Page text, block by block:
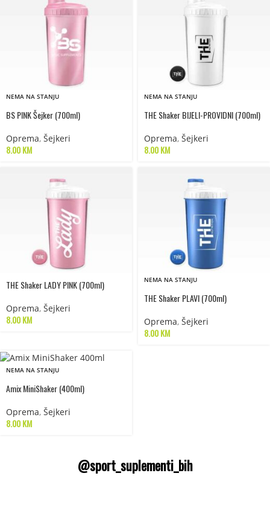
NEMA NA STANJU
BS PINK Šejker (700ml)
Oprema, Šejkeri
8.00KM
NEMA NA STANJU
THE Shaker BIJELI-PROVIDNI (700ml)
Oprema, Šejkeri
8.00KM
THE Shaker LADY PINK (700ml)
Oprema, Šejkeri
8.00KM
NEMA NA STANJU
THE Shaker PLAVI (700ml)
Oprema, Šejkeri
8.00KM
NEMA NA STANJU
Amix MiniShaker (400ml)
Oprema, Šejkeri
8.00KM
@sport_suplementi_bih